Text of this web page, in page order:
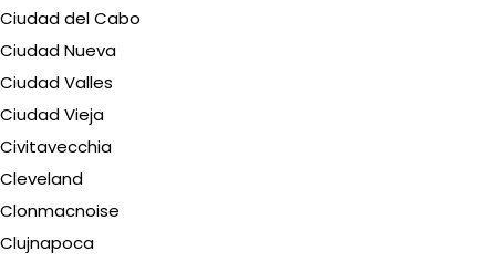
Ciudad del Cabo
Ciudad Nueva
Ciudad Valles
Ciudad Vieja
Civitavecchia
Cleveland
Clonmacnoise
Clujnapoca